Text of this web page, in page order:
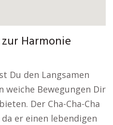
Harmonie
Du den Langsamen
weiche Bewegungen Dir
Der Cha-Cha-Cha
er einen lebendigen